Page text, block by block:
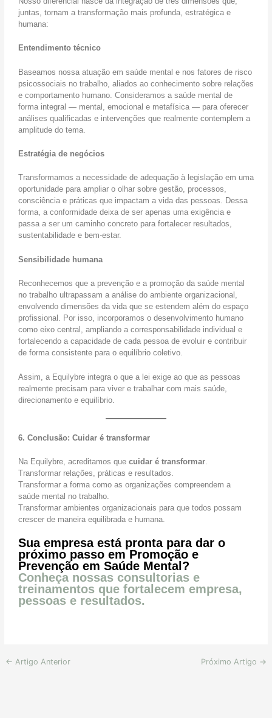
juntas, tornam a transformação mais profunda, estratégica e
humana:
Entendimento técnico
Baseamos nossa atuação em saúde mental e nos fatores de risco
psicossociais no trabalho, aliados ao conhecimento sobre relações
e comportamento humano. Consideramos a saúde mental de
forma integral — mental, emocional e metafísica — para oferecer
análises qualificadas e intervenções que realmente contemplem a
amplitude do tema.
Estratégia de negócios
Transformamos a necessidade de adequação à legislação em uma
oportunidade para ampliar o olhar sobre gestão, processos,
consciência e práticas que impactam a vida das pessoas. Dessa
forma, a conformidade deixa de ser apenas uma exigência e
passa a ser um caminho concreto para fortalecer resultados,
sustentabilidade e bem-estar.
Sensibilidade humana
Reconhecemos que a prevenção e a promoção da saúde mental
no trabalho ultrapassam a análise do ambiente organizacional,
envolvendo dimensões da vida que se estendem além do espaço
profissional. Por isso, incorporamos o desenvolvimento humano
como eixo central, ampliando a corresponsabilidade individual e
fortalecendo a capacidade de cada pessoa de evoluir e contribuir
de forma consistente para o equilíbrio coletivo.
Assim, a Equilybre integra o que a lei exige ao que as pessoas
realmente precisam para viver e trabalhar com mais saúde,
direcionamento e equilíbrio.
6. Conclusão: Cuidar é transformar
Na Equilybre, acreditamos que cuidar é transformar.
Transformar relações, práticas e resultados.
Transformar a forma como as organizações compreendem a
saúde mental no trabalho.
Transformar ambientes organizacionais para que todos possam
crescer de maneira equilibrada e humana.
Sua empresa está pronta para dar o
próximo passo em Promoção e
Prevenção em Saúde Mental?
Conheça nossas consultorias e
treinamentos que fortalecem empresa,
pessoas e resultados.
← Artigo Anterior Próximo Artigo →